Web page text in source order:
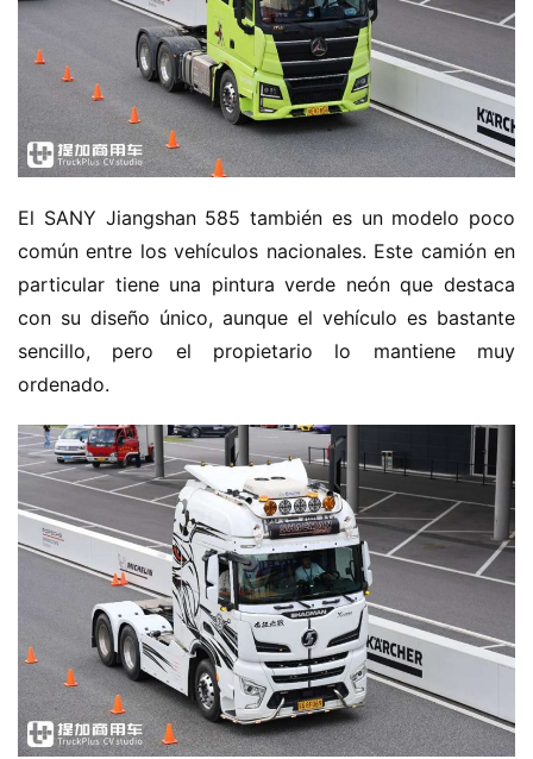
El SANY Jiangshan 585 también es un modelo poco
común entre los vehículos nacionales. Este camión en
particular tiene una pintura verde neón que destaca
con su diseño único, aunque el vehículo es bastante
sencillo, pero el propietario lo mantiene muy
ordenado.